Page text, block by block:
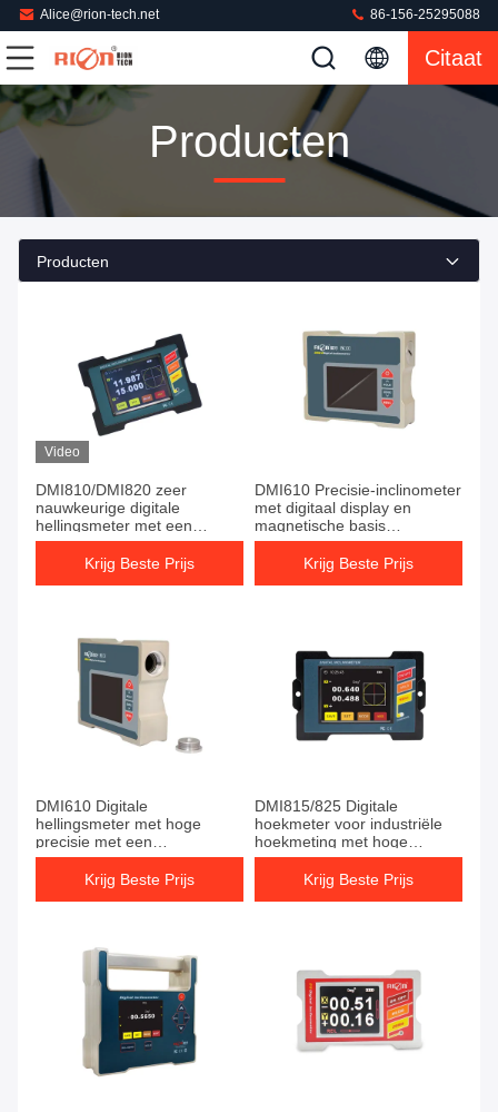
Alice@rion-tech.net 86-156-25295088
Citaat
Producten
Producten
Video
DMI810/DMI820 zeer
nauwkeurige digitale
hellingsmeter met een
nauwkeurigheid van
Krijg Beste Prijs
DMI610 Precisie-inclinometer
met digitaal display en
magnetische basis
Ontworpen voor nauwkeurige
hoek- en hellingsmetingen in
Krijg Beste Prijs
DMI610 Digitale
hellingsmeter met hoge
precisie met een
nauwkeurigheid van 0,02° en
magnetische basis voor
Krijg Beste Prijs
DMI815/825 Digitale
hoekmeter voor industriële
hoekmeting met hoge
precisie
Krijg Beste Prijs